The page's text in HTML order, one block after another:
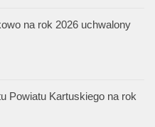
na rok 2026 uchwalony
Powiatu Kartuskiego na rok